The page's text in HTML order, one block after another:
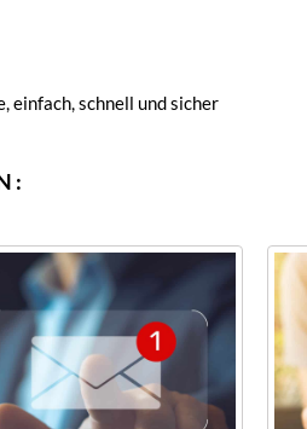
einfach, schnell und sicher